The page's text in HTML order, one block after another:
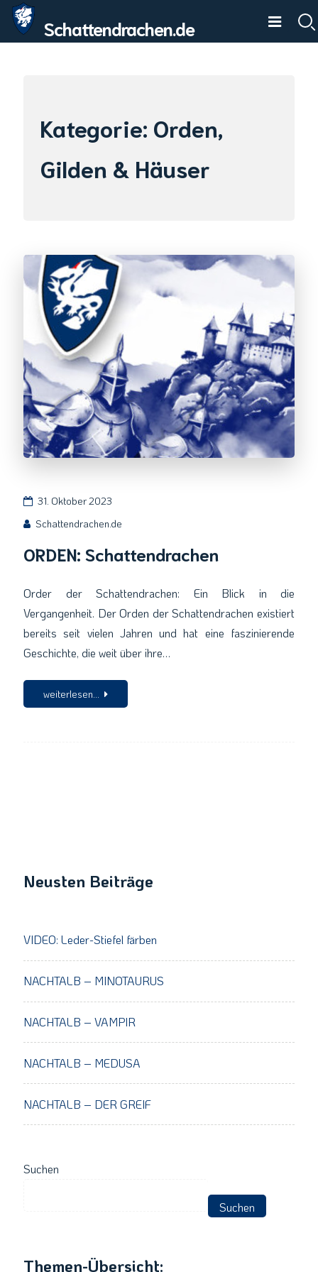
Skip
Schattendrachen.de
Kategorie: Orden,
Gilden & Häuser
31. Oktober 2023
Schattendrachen.de
ORDEN: Schattendrachen
Order der Schattendrachen: Ein Blick in die
Vergangenheit. Der Orden der Schattendrachen existiert
bereits seit vielen Jahren und hat eine faszinierende
Geschichte, die weit über ihre…
weiterlesen...
Neusten Beiträge
VIDEO: Leder-Stiefel färben
NACHTALB – MINOTAURUS
NACHTALB – VAMPIR
NACHTALB – MEDUSA
NACHTALB – DER GREIF
Suchen
Suchen
Themen-Übersicht: